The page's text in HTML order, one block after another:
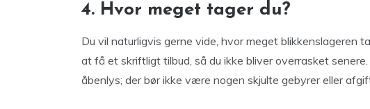
4. Hvor meget tager du?
Du vil naturligvis gerne vide, hvor meget blikkenslageren
at få et skriftligt tilbud, så du ikke bliver overrasket
åbenlys; der bør ikke være nogen skjulte gebyrer eller